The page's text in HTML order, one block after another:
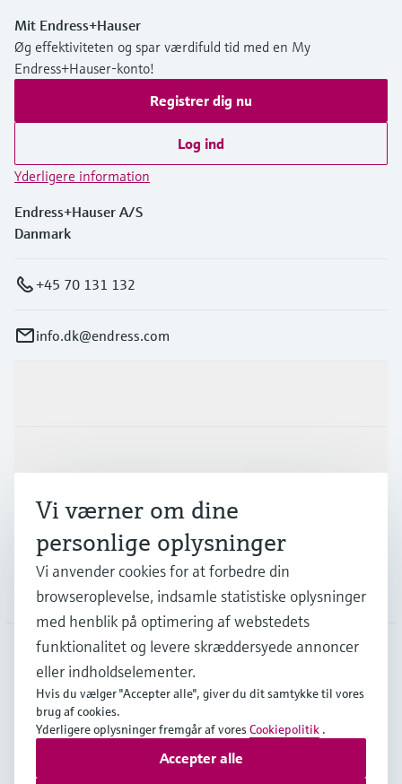
Mit Endress+Hauser
Øg effektiviteten og spar værdifuld tid med en My
Endress+Hauser-konto!
Registrer dig nu
Log ind
Yderligere information
Endress+Hauser A/S
Danmark
+45 70 131 132
info.dk@endress.com
Virksomhed
DNK •Dansk
Copyright © Endress+Hauser Group Services AG
Interneterklæring og ansvarsfraskrivelse
Vi værner om dine
personlige oplysninger
Vi anvender cookies for at forbedre din
browseroplevelse, indsamle statistiske oplysninger
med henblik på optimering af webstedets
funktionalitet og levere skræddersyede annoncer
eller indholdselementer.
Hvis du vælger "Accepter alle", giver du dit samtykke til vores
brug af cookies.
Yderligere oplysninger fremgår af voresCookiepolitik .
Accepter alle